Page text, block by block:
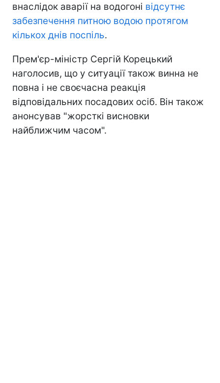
внаслідок аварії на водогоні відсутнє
забезпечення питною водою протягом
кількох днів поспіль.
Прем'єр-міністр Сергій Корецький
наголосив, що у ситуації також винна не
повна і не своєчасна реакція
відповідальних посадових осіб. Він також
анонсував "жорсткі висновки
найближчим часом".